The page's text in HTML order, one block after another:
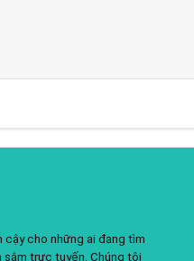
cho những ai đang tìm
trực tuyến. Chúng tôi